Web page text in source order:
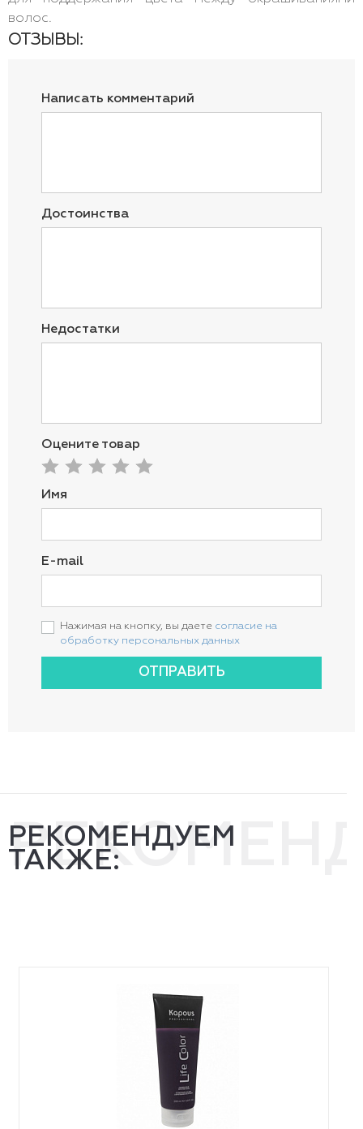
волос.
ОТЗЫВЫ:
Написать комментарий
Достоинства
Недостатки
Оцените товар
Имя
E-mail
Нажимая на кнопку, вы даете согласие на
обработку персональных данных
ОТПРАВИТЬ
РЕКОМЕНДУЕМ
ТАКЖЕ: